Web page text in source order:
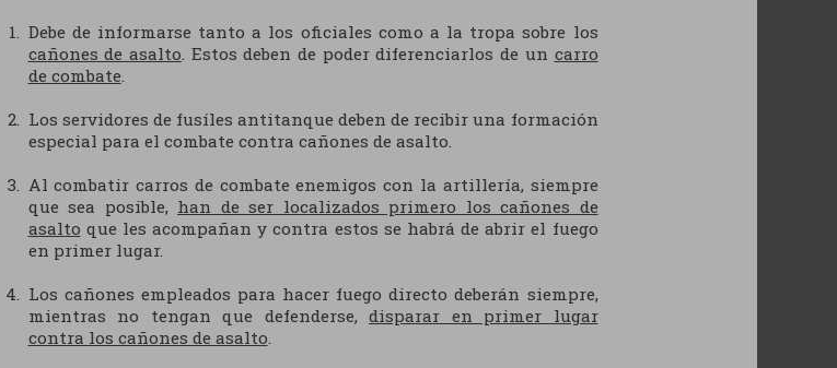
Debe de informarse tanto a los oficiales como a la tropa sobre los
cañones de asalto . Estos deben de poder diferenciarlos de un carro
de combate
Los servidores de fusíles antitanque deben de recibir una formación
especial para el combate contra cañones de asalto.
Al combatir carros de combate enemigos con la artillería, siempre
que sea posible, han de ser localizados primero los cañones de
asalto que les acompañan y contra estos se habrá de abrir el fuego
en primer lugar.
Los cañones empleados para hacer fuego directo deberán siempre,
mientras no tengan que defenderse,disparar en primer lugar
contra los cañones de asalto